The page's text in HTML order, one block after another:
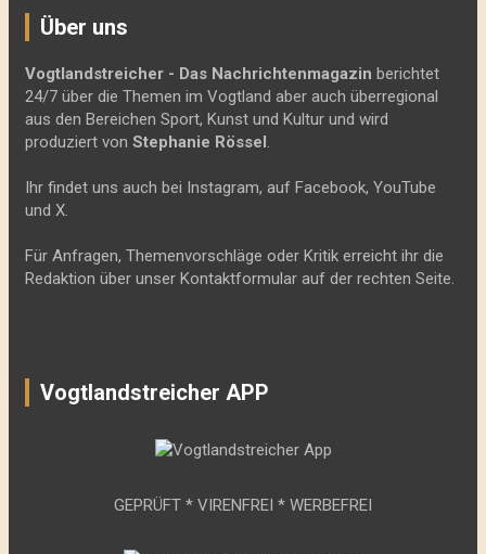
Über uns
Vogtlandstreicher - Das Nachrichtenmagazin berichtet
24/7 über die Themen im Vogtland aber auch überregional
aus den Bereichen Sport, Kunst und Kultur und wird
produziert von Stephanie Rössel.
Ihr findet uns auch bei Instagram, auf Facebook, YouTube
und X.
Für Anfragen, Themenvorschläge oder Kritik erreicht ihr die
Redaktion über unser Kontaktformular auf der rechten Seite.
Vogtlandstreicher APP
GEPRÜFT * VIRENFREI * WERBEFREI